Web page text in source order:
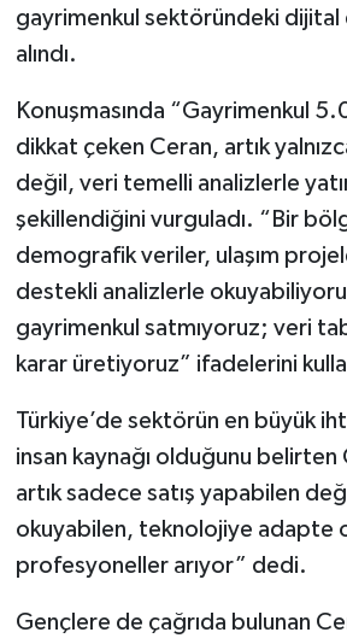
gayrimenkul sektöründeki dijital
alındı.
Konuşmasında “Gayrimenkul
dikkat çeken Ceran, artık
değil, veri temelli analizlerle
şekillendiğini vurguladı. “Bir
demografik veriler, ulaşım
destekli analizlerle
gayrimenkul satmıyoruz; veri
karar üretiyoruz” ifadelerini
Türkiye’de sektörün en büyük
insan kaynağı olduğunu
artık sadece satış yapabilen
okuyabilen, teknolojiye adapte
profesyoneller arıyor” dedi.
Gençlere de çağrıda bulunan